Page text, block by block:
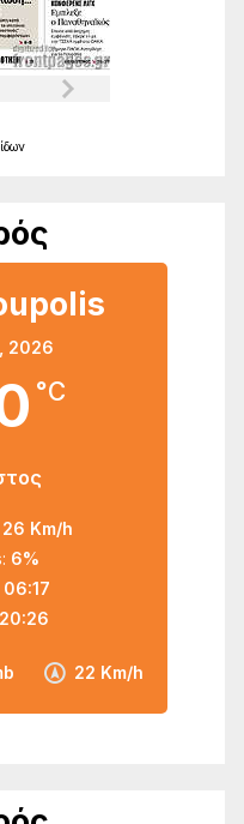
2026
°C
22 Km/h
26 Km/h
6%
06:17
20:26